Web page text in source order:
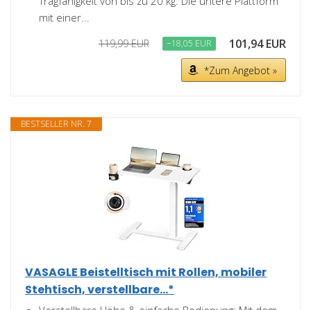
mit einer...
119,99 EUR −18,05 EUR 101,94 EUR
*Zum Angebot »
BESTSELLER NR. 7
VASAGLE Beistelltisch mit Rollen, mobiler
Stehtisch, verstellbare...*